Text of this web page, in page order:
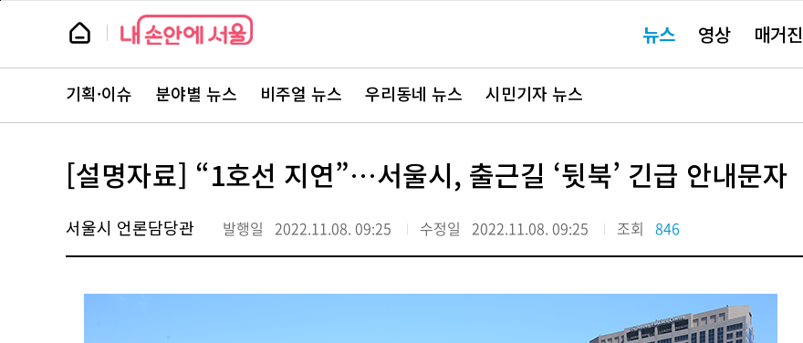
본
뉴
스 요뉴스 영상 매거진
뉴
스
주
서
바
로
기획·이슈 분야별 뉴스 비주얼 뉴스 우리동네 뉴스 시민기자 뉴스
[설명자료] “1호선 지연”…서울시, 출근길 ‘뒷북’ 긴급 안내문자
서울시 언론담당관 발행일 2022.11.08. 09:25 수정일 2022.11.08. 09:25 조회 846
페